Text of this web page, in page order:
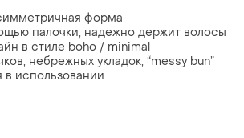
форма
палочки, надежно держит волосы
в стиле boho / minimal
небрежных укладок, “messy bun”
в использовании